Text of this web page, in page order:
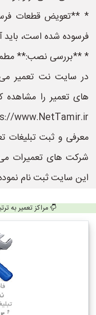
* **تعویض قطعات
فرسوده شده است، باید
* **بررسی نصب:**
در سایت نت تعمیر می
های تعمیر را مشاهده
معرفی و ثبت تبلیغات
شرکت های تعمیرات می
این سایت ثبت نام
مراکز تعمیر به